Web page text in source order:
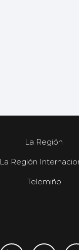
La Región
La Región
Telemiño